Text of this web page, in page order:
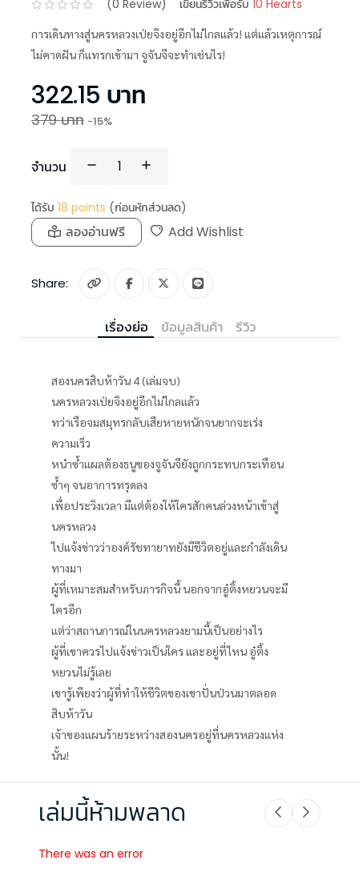
(0 Review) เขียนรีวิวเพื่อรับ 10 Hearts
การเดินทางสู่นครหลวงเป่ยจิงอยู่อีกไม่ไกลแล้ว! แต่แล้วเหตุการณ์
ไม่คาดฝัน ก็แทรกเข้ามา จูจันจีจะทำเช่นไร!
322.15 บาท
379บาท -15%
จำนวน
ได้รับ 18 points (ก่อนหักส่วนลด)
ลองอ่านฟรี Add Wishlist
Share:
เรื่องย่อ ข้อมูลสินค้า รีวิว
สองนครสิบห้าวัน 4 (เล่มจบ)
นครหลวงเป่ยจิงอยู่อีกไม่ไกลแล้ว
ทว่าเรือจมสมุทรกลับเสียหายหนักจนยากจะเร่ง
ความเร็ว
หนำซ้ำแผลต้องธนูของจูจันจียังถูกกระทบกระเทือน
ซ้ำๆ จนอาการทรุดลง
เพื่อประวิงเวลา มีแต่ต้องให้ใครสักคนล่วงหน้าเข้าสู่
นครหลวง
ไปแจ้งข่าวว่าองค์รัชทายาทยังมีชีวิตอยู่และกำลังเดิน
ทางมา
ผู้ที่เหมาะสมสำหรับภารกิจนี้ นอกจากอู๋ติ้งหยวนจะมี
ใครอีก
แต่ว่าสถานการณ์ในนครหลวงยามนี้เป็นอย่างไร
ผู้ที่เขาควรไปแจ้งข่าวเป็นใคร และอยู่ที่ไหน อู๋ติ้ง
หยวนไม่รู้เลย
เขารู้เพียงว่าผู้ที่ทำให้ชีวิตของเขาปั่นป่วนมาตลอด
สิบห้าวัน
เจ้าของแผนร้ายระหว่างสองนครอยู่ที่นครหลวงแห่ง
นั้น!
เล่มนี้ห้ามพลาด
There was an error